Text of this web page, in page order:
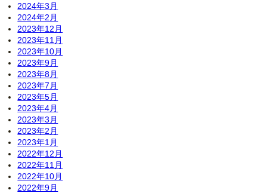
2024年3月
2024年2月
2023年12月
2023年11月
2023年10月
2023年9月
2023年8月
2023年7月
2023年5月
2023年4月
2023年3月
2023年2月
2023年1月
2022年12月
2022年11月
2022年10月
2022年9月